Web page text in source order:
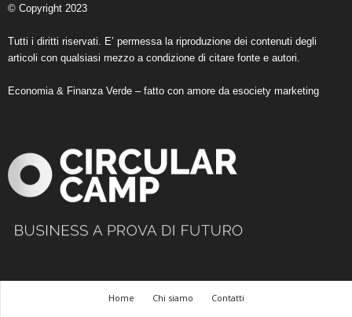
© Copyright 2023
Tutti i diritti riservati. E’ permessa la riproduzione dei contenuti degli
articoli con qualsiasi mezzo a condizione di citare fonte e autori.
Economia & Finanza Verde – fatto con amore da esociety marketing
Home Chi siamo
Contatti